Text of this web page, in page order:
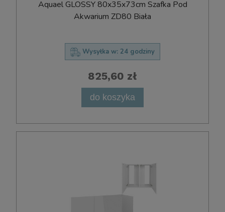
Aquael GLOSSY 80x35x73cm Szafka Pod
Akwarium ZD80 Biała
Wysyłka w: 24 godziny
825,60 zł
do koszyka